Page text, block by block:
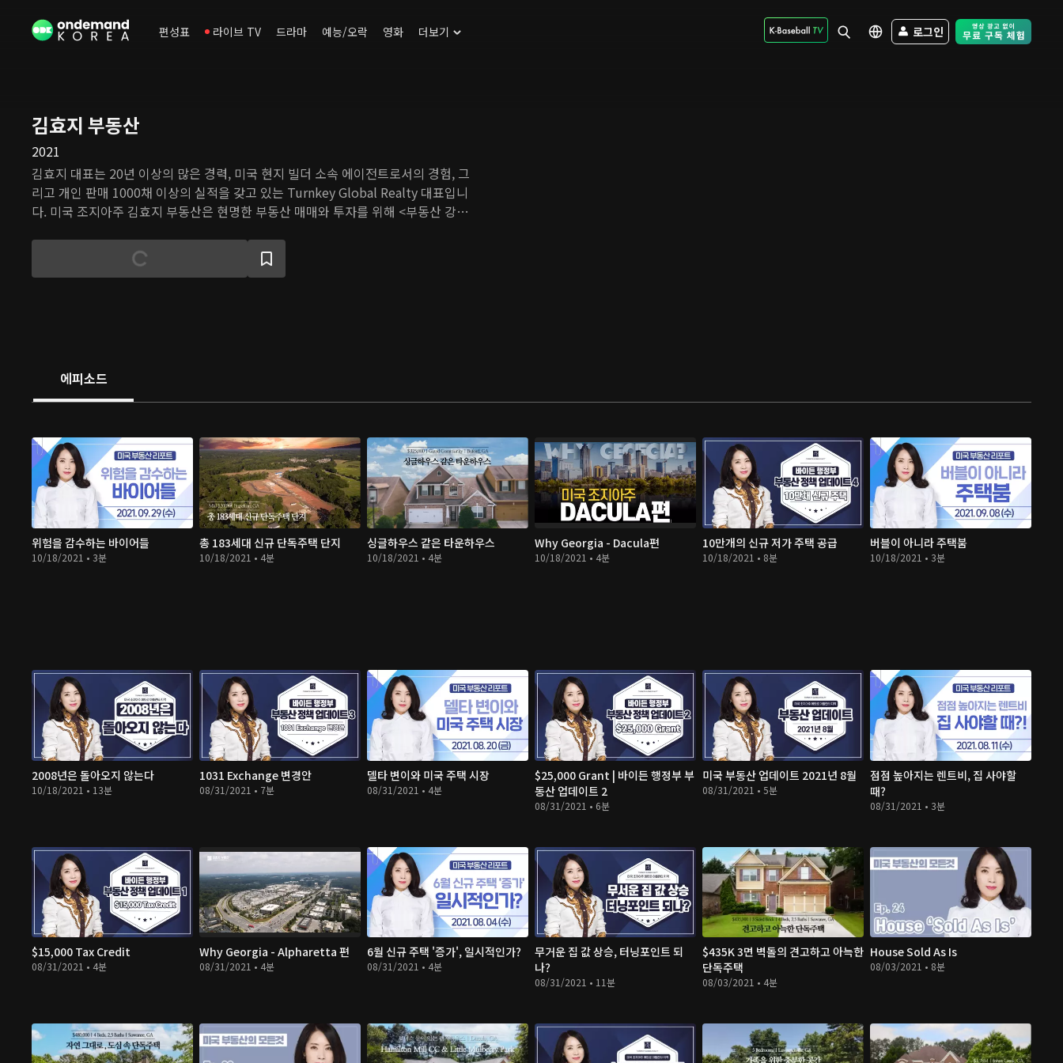
편성표 라이브 TV 드라마 예능/오락 영화 더보기 로그인 Free Trial -
김효지 부동산
2021
김효지 대표는 20년 이상의 많은 경력, 미국 현지 빌더 소속 에이전트로서의 경험, 그
리고 개인 판매 1000채 이상의 실적을 갖고 있는 Turnkey Global Realty 대표입니
다. 미국 조지아주 김효지 부동산은 현명한 부동산 매매와 투자를 위해 <부동산 강의,
러분 인생의 터닝포인트를 위한 김효지 부동산
에피소드
위험을 감수하는 바이어들
10/18/2021 • 3분
총 183세대 신규 단독주택 단지
10/18/2021 • 4분
싱글하우스 같은 타운하우스
10/18/2021 • 4분
Why Georgia - Dacula편
10/18/2021 • 4분
10만개의 신규 저가 주택 공급
10/18/2021 • 8분
버블이 아니라 주택붐
10/18/2021 • 3분
2008년은 돌아오지 않는다
10/18/2021 • 13분
1031 Exchange 변경안
08/31/2021 • 7분
델타 변이와 미국 주택 시장
08/31/2021 • 4분
$25,000 Grant | 바이든 행정부 부
동산 업데이트 2
08/31/2021 • 6분
미국 부동산 업데이트 2021년 8월
08/31/2021 • 5분
점점 높아지는 렌트비, 집 사야할
때?
08/31/2021 • 3분
$15,000 Tax Credit
08/31/2021 • 4분
Why Georgia - Alpharetta 편
08/31/2021 • 4분
6월 신규 주택 '증가', 일시적인가?
08/31/2021 • 4분
무거운 집 값 상승, 터닝포인트 되
나?
08/31/2021 • 11분
$435K 3면 벽돌의 견고하고 아늑한
단독주택
08/03/2021 • 4분
House Sold As Is
08/03/2021 • 8분